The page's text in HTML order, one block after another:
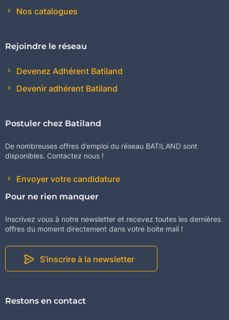
Nos catalogues
Rejoindre le réseau
Devenez Adhérent Batiland
Devenir adhérent Batiland
Postuler chez Batiland
De nombreuses offres d’emploi du réseau BATILAND sont
disponibles. Contactez nous !
Envoyer votre candidature
Pour ne rien manquer
Inscrivez vous à notre newsletter et recevez toutes les dernières
offres du moment directement dans votre boite mail !
S'inscrire à la newsletter
Restons en contact